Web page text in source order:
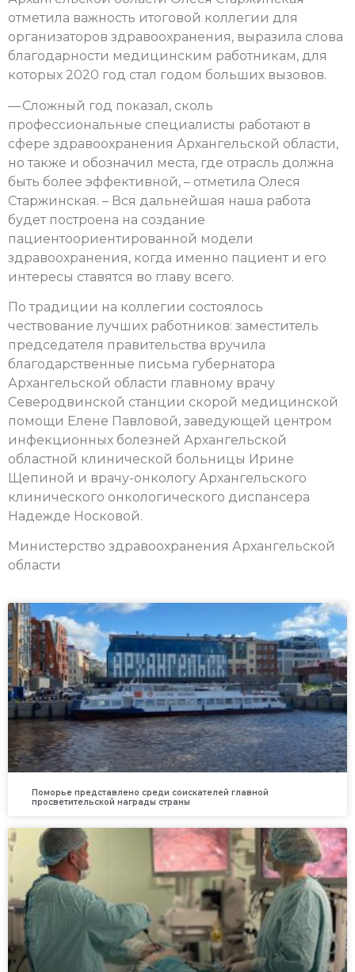
отметила важность итоговой коллегии для
организаторов здравоохранения, выразила слова
благодарности медицинским работникам, для
которых 2020 год стал годом больших вызовов.
— Сложный год показал, сколь
профессиональные специалисты работают в
сфере здравоохранения Архангельской области,
но также и обозначил места, где отрасль должна
быть более эффективной, – отметила Олеся
Старжинская. – Вся дальнейшая наша работа
будет построена на создание
пациентоориентированной модели
здравоохранения, когда именно пациент и его
интересы ставятся во главу всего.
По традиции на коллегии состоялось
чествование лучших работников: заместитель
председателя правительства вручила
благодарственные письма губернатора
Архангельской области главному врачу
Северодвинской станции скорой медицинской
помощи Елене Павловой, заведующей центром
инфекционных болезней Архангельской
областной клинической больницы Ирине
Щепиной и врачу-онкологу Архангельского
клинического онкологического диспансера
Надежде Носковой.
Министерство здравоохранения Архангельской
области
Поморье представлено среди соискателей главной
просветительской награды страны